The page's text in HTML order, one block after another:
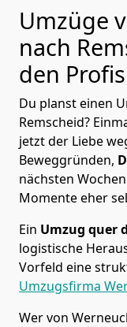
Umzüge
nach
den Profis
Du planst einen
Remscheid?
jetzt der Liebe
Beweggründen,
nächsten
Momente eher
Ein Umzug quer
logistische
Vorfeld eine
Umzugsfirma
Wer von